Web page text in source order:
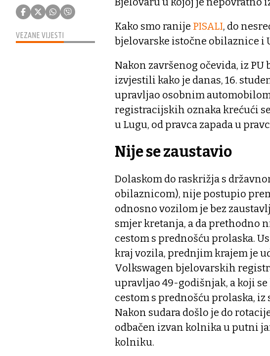
VEZANE VIJESTI
Kako smo ranije PISALI, do
bjelovarske istočne obilaznice i
Nakon završenog očevida, iz
izvjestili kako je danas, 16.
upravljao osobnim
registracijskih oznaka krećući
u Lugu, od pravca zapada u
Nije se zaustavio
Dolaskom do raskrižja s
obilaznicom), nije postupio
odnosno vozilom je bez
smjer kretanja, a da prethodno
cestom s prednošću prolaska.
kraj vozila, prednjim krajem je
Volkswagen bjelovarskih
upravljao 49-godišnjak, a koji
cestom s prednošću prolaska, iz
Nakon sudara došlo je do
odbačen izvan kolnika u putni
kolniku.